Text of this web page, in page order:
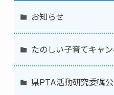
お知らせ
たのしい子育てキャ
県PTA活動研究委嘱